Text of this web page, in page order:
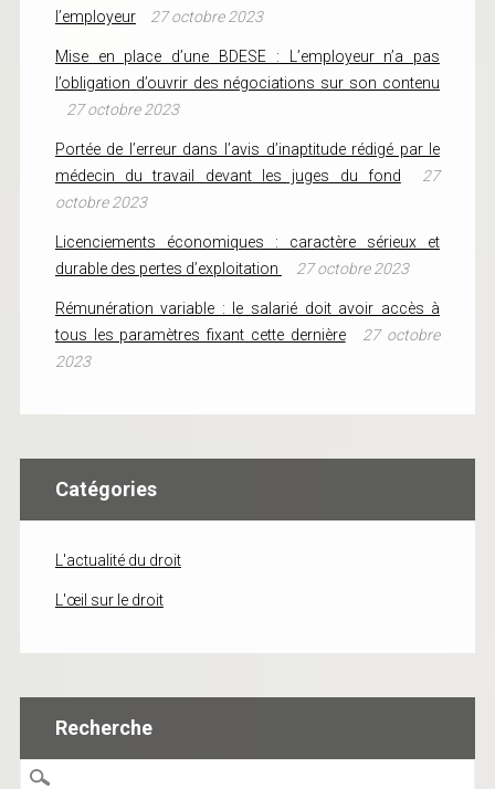
l’employeur
27 octobre 2023
Mise en place d’une BDESE : L’employeur n’a pas
l’obligation d’ouvrir des négociations sur son contenu
27 octobre 2023
Portée de l’erreur dans l’avis d’inaptitude rédigé par le
médecin du travail devant les juges du fond
27
octobre 2023
Licenciements économiques : caractère sérieux et
durable des pertes d’exploitation
27 octobre 2023
Rémunération variable : le salarié doit avoir accès à
tous les paramètres fixant cette dernière
27 octobre
2023
Catégories
L'actualité du droit
L'œil sur le droit
Recherche